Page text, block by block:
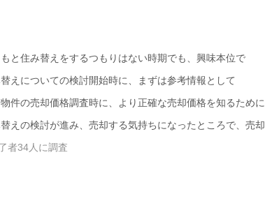
と住み替えをするつもりはない時期でも、興味本位で
えについての検討開始時に、まずは参考情報として
件の売却価格調査時に、より正確な売却価格を知るために
えの検討が進み、売却する気持ちになったところで、売
者34人に調査